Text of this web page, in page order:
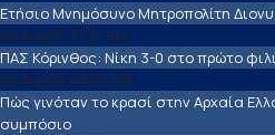
Ετήσιο Μνημόσυνο Μητροπολίτη
09 Αυγ05:31:21 PM
ΠΑΣ Κόρινθος: Νίκη 3-0 στο πρώτο
08 Αυγ09:48:57 PM
Πώς γινόταν το κρασί στην Αρχαία
συμπόσιο